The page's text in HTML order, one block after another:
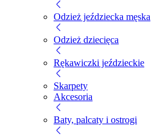
Odzież jeździecka męska
Odzież dziecięca
Rękawiczki jeździeckie
Skarpety
Akcesoria
Baty, palcaty i ostrogi